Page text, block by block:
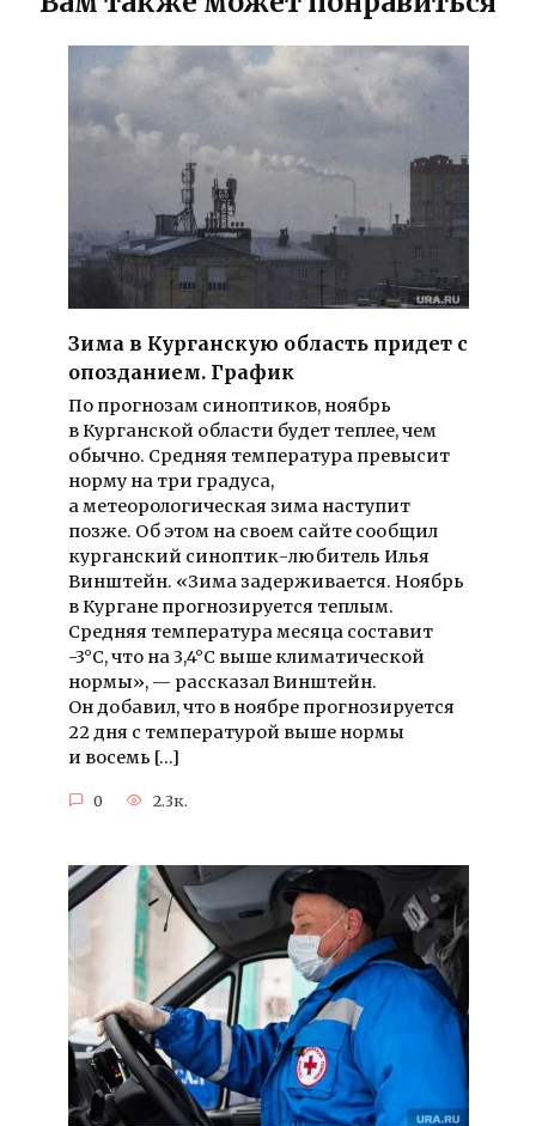
Зима в Курганскую область придет с
опозданием. График
По прогнозам синоптиков, ноябрь
в Курганской области будет теплее, чем
обычно. Средняя температура превысит
норму на три градуса,
а метеорологическая зима наступит
позже. Об этом на своем сайте сообщил
курганский синоптик-любитель Илья
Винштейн. «Зима задерживается. Ноябрь
в Кургане прогнозируется теплым.
Средняя температура месяца составит
-3°C, что на 3,4°C выше климатической
нормы», — рассказал Винштейн.
Он добавил, что в ноябре прогнозируется
22 дня с температурой выше нормы
и восемь […]
0 2.3к.